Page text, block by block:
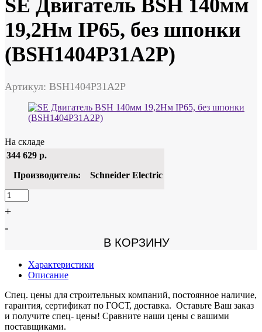
SE Двигатель BSH 140мм
19,2Нм IP65, без шпонки
(BSH1404P31A2P)
Артикул: BSH1404P31A2P
На складе
344 629 р.
Производитель:
Schneider Electric
+
-
В КОРЗИНУ
Характеристики
Описание
Спец. цены для строительных компаний, постоянное наличие,
гарантия, сертификат по ГОСТ, доставка. Оставьте Ваш заказ
и получите спец- цены! Сравните наши цены с вашими
поставщиками.